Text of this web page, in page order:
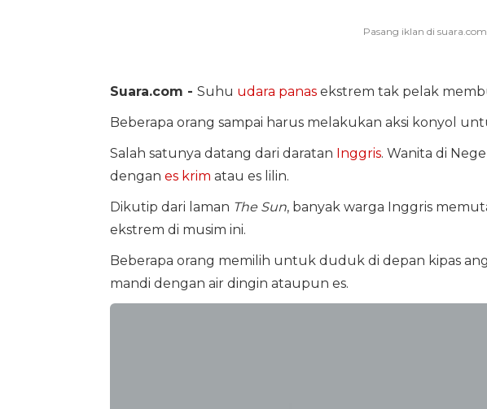
Suara.com - Suhu udara panasekstrem tak pelak
Beberapa orang sampai harus melakukan aksi konyol
Salah satunya datang dari daratan Inggris. Wanita di
dengan es krim atau es lilin.
Dikutip dari laman The Sun, banyak warga Inggris
ekstrem di musim ini.
Beberapa orang memilih untuk duduk di depan kipas
mandi dengan air dingin ataupun es.